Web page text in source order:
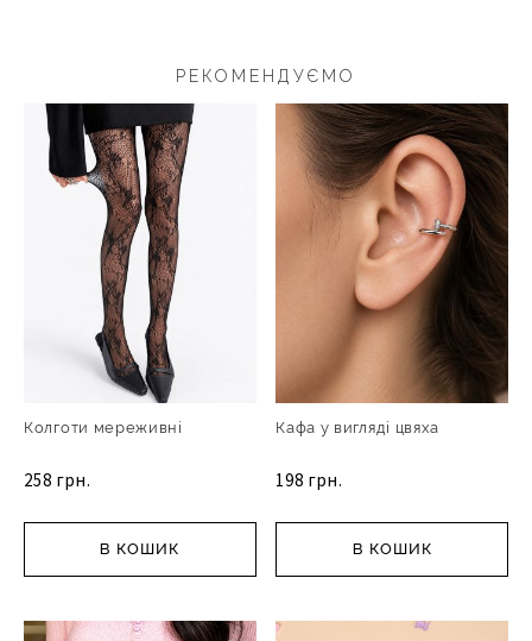
РЕКОМЕНДУЄМО
Колготи мереживні
258 грн.
В КОШИК
Кафа у вигляді цвяха
198 грн.
В КОШИК